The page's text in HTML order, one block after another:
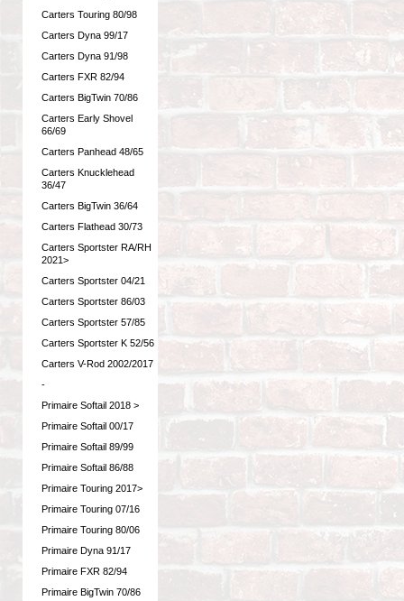
Carters Touring 80/98
Carters Dyna 99/17
Carters Dyna 91/98
Carters FXR 82/94
Carters BigTwin 70/86
Carters Early Shovel
66/69
Carters Panhead 48/65
Carters Knucklehead
36/47
Carters BigTwin 36/64
Carters Flathead 30/73
Carters Sportster RA/RH
2021>
Carters Sportster 04/21
Carters Sportster 86/03
Carters Sportster 57/85
Carters Sportster K 52/56
Carters V-Rod 2002/2017
-
Primaire Softail 2018 >
Primaire Softail 00/17
Primaire Softail 89/99
Primaire Softail 86/88
Primaire Touring 2017>
Primaire Touring 07/16
Primaire Touring 80/06
Primaire Dyna 91/17
Primaire FXR 82/94
Primaire BigTwin 70/86